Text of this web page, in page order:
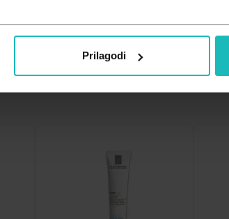
Prilagodi